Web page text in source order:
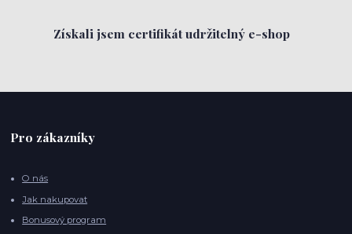
Získali jsem certifikát udržitelný e-shop
Pro zákazníky
O nás
Jak nakupovat
Bonusový program